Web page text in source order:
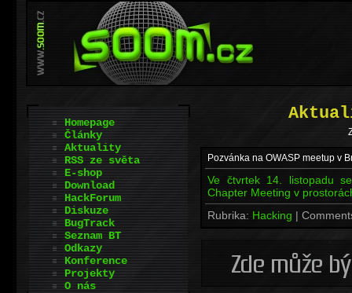
Pozvánka na OWASP meetup v
Ve čtvrtek 14. listopadu
Chapter Meeting v
Rubrika: Hacking |
Homepage
Články
Aktuality
RSS ze světa
E-shop
Download
HackForum
Diskuze
BugTrack
Seznam BT
Odkazy
Konference
Projekty
O nás